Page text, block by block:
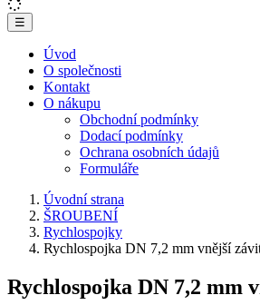
☰
Úvod
O společnosti
Kontakt
O nákupu
Obchodní podmínky
Dodací podmínky
Ochrana osobních údajů
Formuláře
Úvodní strana
ŠROUBENÍ
Rychlospojky
Rychlospojka DN 7,2 mm vnější
Rychlospojka DN 7,2 mm